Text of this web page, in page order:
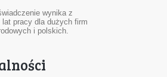
wynika z
lat pracy dla dużych firm
i polskich.